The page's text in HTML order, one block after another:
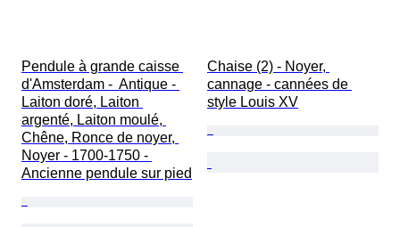
Pendule à grande caisse
d'Amsterdam -  Antique -
Laiton doré, Laiton
argenté, Laiton moulé,
Chêne, Ronce de noyer,
Noyer - 1700-1750 -
Ancienne pendule sur pied
Chaise (2) - Noyer,
cannage - cannées de
style Louis XV